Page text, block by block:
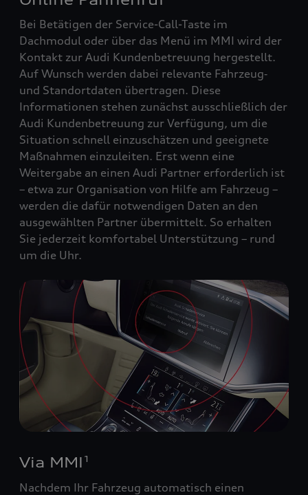
Bei Betätigen der Service-Call-Taste im
Dachmodul oder über das Menü im MMI wird der
Kontakt zur Audi Kundenbetreuung hergestellt.
Auf Wunsch werden dabei relevante Fahrzeug‑
und Standortdaten übertragen. Diese
Informationen stehen zunächst ausschließlich der
Audi Kundenbetreuung zur Verfügung, um die
Situation schnell einzuschätzen und geeignete
Maßnahmen einzuleiten. Erst wenn eine
Weitergabe an einen Audi Partner erforderlich ist
– etwa zur Organisation von Hilfe am Fahrzeug –
werden die dafür notwendigen Daten an den
ausgewählten Partner übermittelt. So erhalten
Sie jederzeit komfortabel Unterstützung – rund
um die Uhr.
Via MMI 1
Nachdem Ihr Fahrzeug automatisch einen